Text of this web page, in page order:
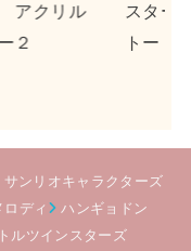
クリルキーホルダー２
サンリオキャラクターズ
ロディ
ハンギョドン
ルツインスターズ